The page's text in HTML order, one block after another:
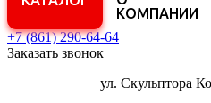
КОМПАНИИ
+7 (861)290-64-64
Заказать звонок
ул. Скульптора